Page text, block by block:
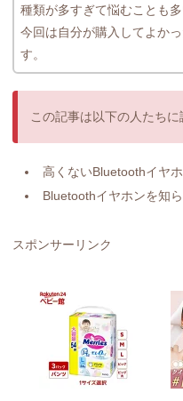
種類が多すぎて悩むことも多
今回は自分が購入してよか
す。
この記事は以下の人たちに
高くないBluetoothイヤ
Bluetoothイヤホンを知ら
スポンサーリンク